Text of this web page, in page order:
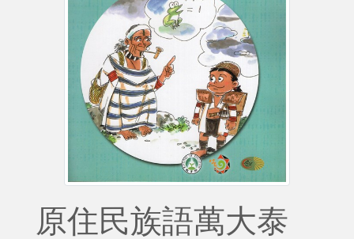
原住民族語萬大泰